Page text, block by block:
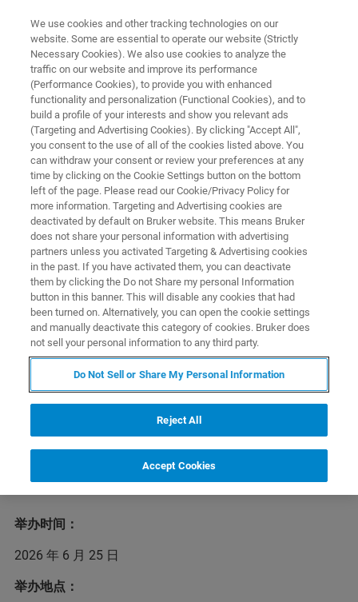
EVENT - CHINA
布鲁克磁共振校园行（乌鲁木
齐）
联系我们
活动简介
2026年布鲁克磁共振校园行下一站将于6月25日在新疆乌
鲁木齐举办，为磁共振学界的新老用户介绍布鲁克行业领
及常用的液体核磁实验。我们欢迎您前来参加本次活动，
布鲁克与您在乌鲁木齐不见不散！
举办时间：
2026 年 6 月 25 日
举办地点：
We use cookies and other tracking technologies on our
website. Some are essential to operate our website (Strictly
Necessary Cookies). We also use cookies to analyze the
traffic on our website and improve its performance
(Performance Cookies), to provide you with enhanced
functionality and personalization (Functional Cookies), and to
build a profile of your interests and show you relevant ads
(Targeting and Advertising Cookies). By clicking "Accept All",
you consent to the use of all of the cookies listed above. You
can withdraw your consent or review your preferences at any
time by clicking on the Cookie Settings button on the bottom
left of the page. Please read our Cookie/Privacy Policy for
more information. Targeting and Advertising cookies are
deactivated by default on Bruker website. This means Bruker
does not share your personal information with advertising
partners unless you activated Targeting & Advertising cookies
in the past. If you have activated them, you can deactivate
them by clicking the Do not Share my personal Information
button in this banner. This will disable any cookies that had
been turned on. Alternatively, you can open the cookie settings
and manually deactivate this category of cookies. Bruker does
not sell your personal information to any third party.
Do Not Sell or Share My Personal Information
Reject All
Accept Cookies